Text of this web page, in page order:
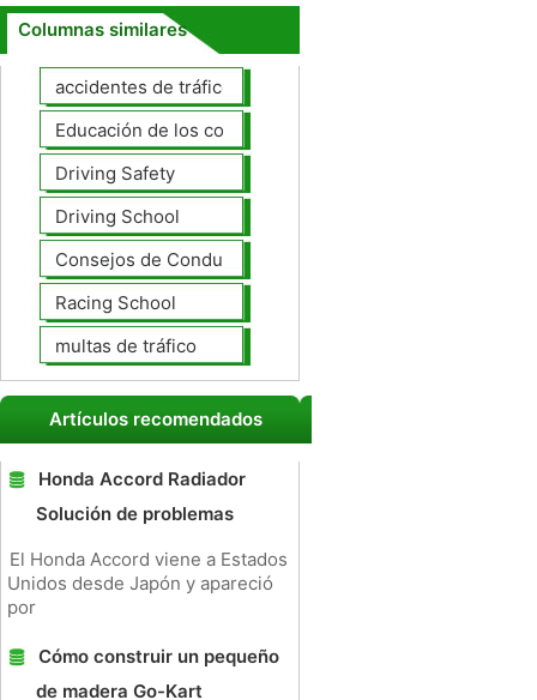
Columnas similares
accidentes de tráfico
Educación de los conductores
Driving Safety
Driving School
Consejos de Conducción
Racing School
multas de tráfico
Artículos recomendados
Honda Accord Radiador
Solución de problemas
El Honda Accord viene a Estados
Unidos desde Japón y apareció
por
Cómo construir un pequeño
de madera Go-Kart